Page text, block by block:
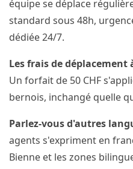
équipe se déplace
standard sous 48h,
dédiée 24/7.
Les frais de
Un forfait de 50 CHF
bernois, inchangé quelle
Parlez-vous d'autres
agents s'expriment en
Bienne et les zones